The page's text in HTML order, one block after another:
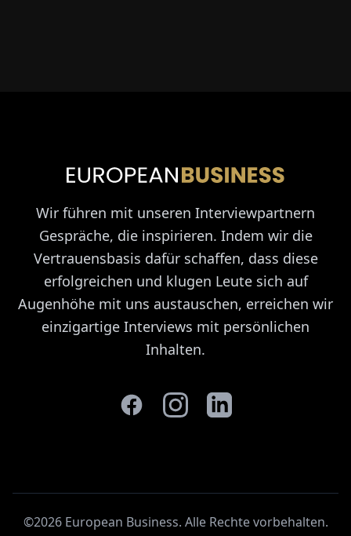
Wir führen mit unseren Interviewpartnern
Gespräche, die inspirieren. Indem wir die
Vertrauensbasis dafür schaffen, dass diese
erfolgreichen und klugen Leute sich auf
Augenhöhe mit uns austauschen, erreichen wir
einzigartige Interviews mit persönlichen
Inhalten.
©2026 European Business. Alle Rechte vorbehalten.